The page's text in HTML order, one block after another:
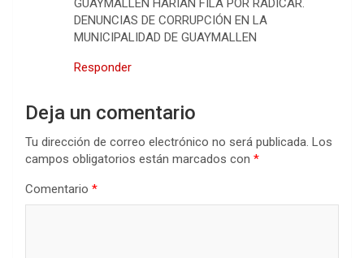
GUAYMALLEN HARÍAN FILA POR RADICAR.
DENUNCIAS DE CORRUPCIÓN EN LA
MUNICIPALIDAD DE GUAYMALLEN
Responder
Deja un comentario
Tu dirección de correo electrónico no será publicada. Los
campos obligatorios están marcados con *
Comentario *